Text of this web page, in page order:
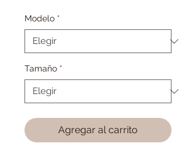
Modelo *
Tamaño *
Agregar al carrito